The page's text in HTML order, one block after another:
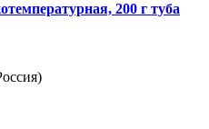
200 г туба